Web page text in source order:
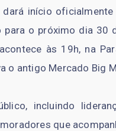
início oficialmente
o próximo dia 30
às 19h, na
o antigo Mercado Big
incluindo
que